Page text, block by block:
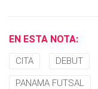
EN ESTA NOTA:
CITA DEBUT
PANAMA FUTSAL